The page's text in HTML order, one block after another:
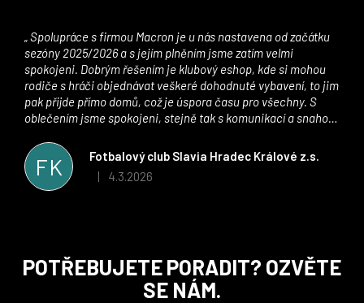
FK
Fotbalový club Slavia Hradec Králové z.s.
Hodnocení obchodu je 5 z 5 hvězdiček.
| 4.3.2026
sezóny 2025/2026 a s jejím plněním jsme zatím velmi
spokojeni. Dobrým řešením je klubový eshop, kde si mohou
rodiče s hráči objednávat veškeré dohodnuté vybavení, to jim
pak přijde přímo domů, což je úspora času pro všechny. S
oblečením jsme spokojeni, stejně tak s komunikací a snahou
stran. Věříme, že v tomto duchu bude spolupráce pokračovat
i nadále, nyní už začínáme řešit i první sady dresů ;)
POTŘEBUJETE PORADIT? OZVĚTE
SE NÁM.